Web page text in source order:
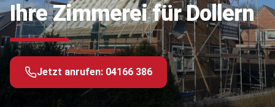
Ihre Zimmerei für Dollern
Jetzt anrufen: 04166 386